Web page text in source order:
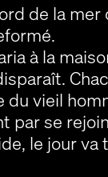
de la mer
à la
du vieil
par se
le jour va